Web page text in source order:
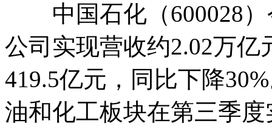
中国石化（600028）
公司实现营收约2.02万
419.5亿元，同比下降
油和化工板块在第三季